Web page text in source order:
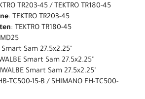
TR203-45 / TEKTRO TR180-45
: TEKTRO TR203-45
: TEKTRO TR180-45
MD25
Smart Sam 27.5x2.25"
Smart Sam 27.5x2.25"
Smart Sam 27.5x2.25"
TC500-15-B / SHIMANO FH-TC500-